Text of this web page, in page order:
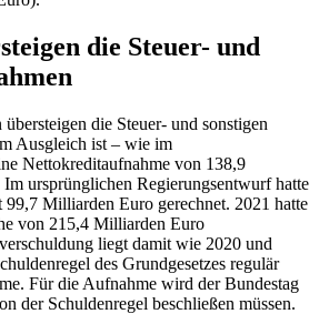
der Schuldenregel beschließen müssen.
in diesem Jahr nunmehr 328,4
Das sind rund vier Milliarden Euro
und im Regierungsentwurf
2021 lagen die
Milliarden Euro. Die sonstigen
im diesem Jahr mit 28,4 Milliarden
höher aus als im Ergänzungshaushalt
Vorjahresniveau. Für Investitionen
Milliarden Euro ausgewiesen, etwas
Euro des Ergänzungshaushaltes und
2021 waren es laut
Milliarden Euro.